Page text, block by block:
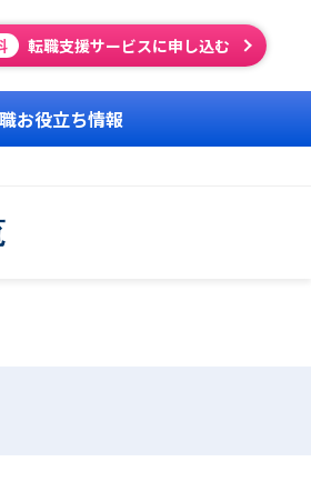
転職支援サービスに申し込む
お役立ち情報